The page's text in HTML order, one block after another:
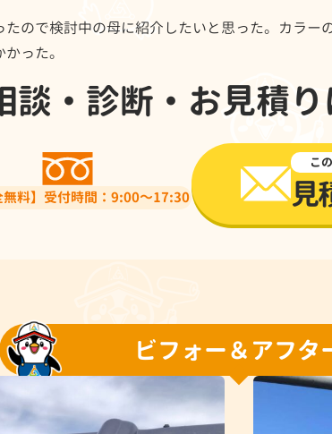
ので検討中の母に紹介したいと思った。カラ
った。
談・診断・お見積り
無料】受付時間：9:00～17:30
こ
見
ビフォー＆アフタ